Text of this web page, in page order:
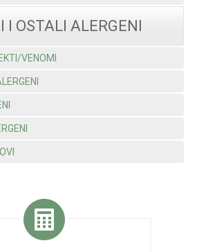
I OSTALI ALERGENI
VENOMI